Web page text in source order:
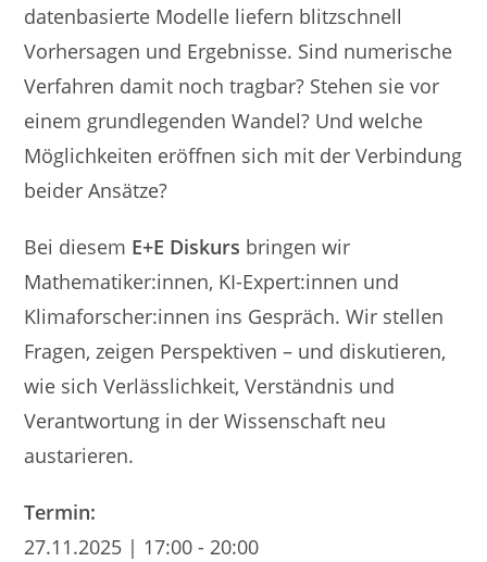
datenbasierte Modelle liefern blitzschnell
Vorhersagen und Ergebnisse. Sind numerische
Verfahren damit noch tragbar? Stehen sie vor
einem grundlegenden Wandel? Und welche
Möglichkeiten eröffnen sich mit der Verbindung
beider Ansätze?
Bei diesem E+E Diskurs bringen wir
Mathematiker:innen, KI-Expert:innen und
Klimaforscher:innen ins Gespräch. Wir stellen
Fragen, zeigen Perspektiven – und diskutieren,
wie sich Verlässlichkeit, Verständnis und
Verantwortung in der Wissenschaft neu
austarieren.
Termin:
27.11.2025 | 17:00 - 20:00